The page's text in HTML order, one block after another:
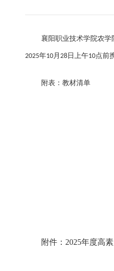
襄阳职业技术学院农学
2025年10 月 28日上午10点前
附表：教材清单
附件：2025年度高